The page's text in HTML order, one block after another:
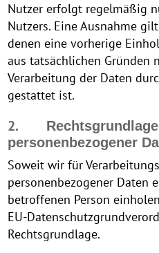
Nutzer erfolgt regelmäßig
Nutzers. Eine Ausnahme
denen eine vorherige
aus tatsächlichen
Verarbeitung der Daten
gestattet ist.
2.
personenbezogener
Soweit wir für
personenbezogener Daten
betroffenen Person
EU-
Rechtsgrundlage.